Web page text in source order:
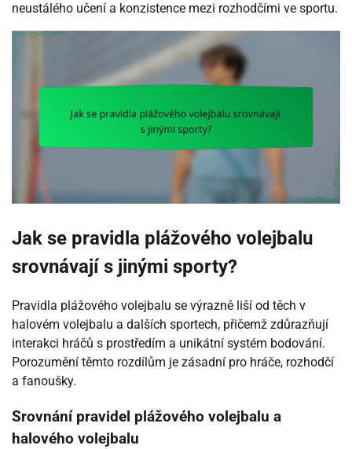
neustálého učení a konzistence mezi rozhodčími ve sportu.
Jak se pravidla plážového volejbalu
srovnávají s jinými sporty?
Pravidla plážového volejbalu se výrazně liší od těch v
halovém volejbalu a dalších sportech, přičemž zdůrazňují
interakci hráčů s prostředím a unikátní systém bodování.
Porozumění těmto rozdílům je zásadní pro hráče, rozhodčí
a fanoušky.
Srovnání pravidel plážového volejbalu a
halového volejbalu